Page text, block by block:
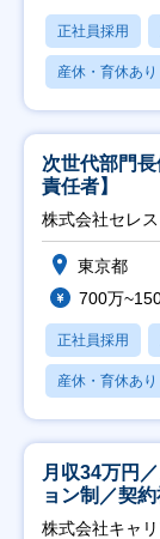
正社員採用
産休・育休あり
次世代部門
責任者】
株式会社セレス
東京都
700万
正社員採用
産休・育休あり
月収34万円
ョン制／契
株式会社キャ